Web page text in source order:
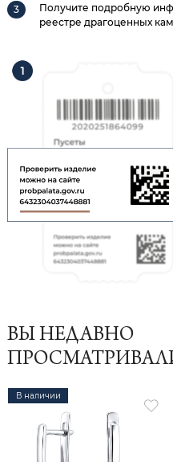
Получите подробную
реестре драгоценных
ВЫ НЕДАВНО
В наличии